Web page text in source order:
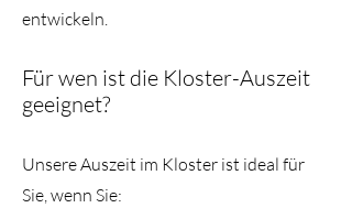
entwickeln.
Für wen ist die Kloster-Auszeit
geeignet?
Unsere Auszeit im Kloster ist ideal für
Sie, wenn Sie: